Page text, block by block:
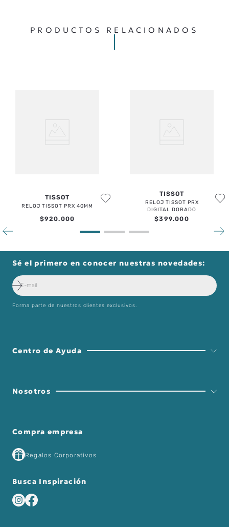
PRODUCTOS RELACIONADOS
TISSOT
RELOJ TISSOT PRX 40MM
$920.000
TISSOT
RELOJ TISSOT PRX
DIGITAL DORADO
$399.000
Sé el primero en conocer nuestras novedades:
Forma parte de nuestros clientes exclusivos.
Centro de Ayuda
Nosotros
Compra empresa
Regalos Corporativos
Busca Inspiración